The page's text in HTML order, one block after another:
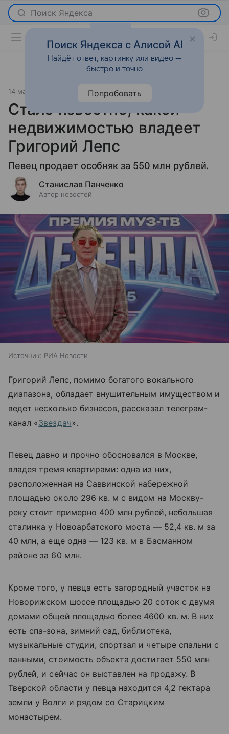
Поиск Яндекса
14 марта 2026 Леди Mail Светская жизнь
Стало известно, какой
недвижимостью владеет
Григорий Лепс
Певец продает особняк за 550 млн рублей.
Станислав Панченко
Автор новостей
Источник: РИА Новости
Григорий Лепс, помимо богатого вокального
диапазона, обладает внушительным имуществом и
ведет несколько бизнесов, рассказал телеграм-
канал «Звездач».
Певец давно и прочно обосновался в Москве,
владея тремя квартирами: одна из них,
расположенная на Саввинской набережной
площадью около 296 кв. м с видом на Москву-
реку стоит примерно 400 млн рублей, небольшая
сталинка у Новоарбатского моста — 52,4 кв. м за
40 млн, а еще одна — 123 кв. м в Басманном
районе за 60 млн.
Кроме того, у певца есть загородный участок на
Новорижском шоссе площадью 20 соток с двумя
домами общей площадью более 4600 кв. м. В них
есть спа-зона, зимний сад, библиотека,
музыкальные студии, спортзал и четыре спальни с
ванными, стоимость объекта достигает 550 млн
рублей, и сейчас он выставлен на продажу. В
Тверской области у певца находится 4,2 гектара
земли у Волги и рядом со Старицким
монастырем.
Поиск Яндекса с Алисой AI
Найдёт ответ, картинку или видео —
быстро и точно
Попробовать